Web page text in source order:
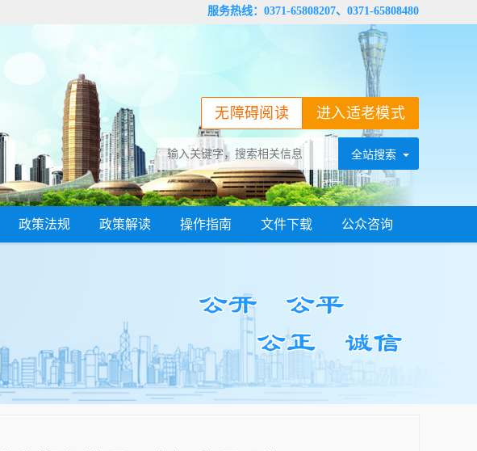
服务热线：0371-65808207、0371-65808480
进入适老模式
无障碍阅读
政策法规 政策解读 操作指南 文件下载 公众咨询